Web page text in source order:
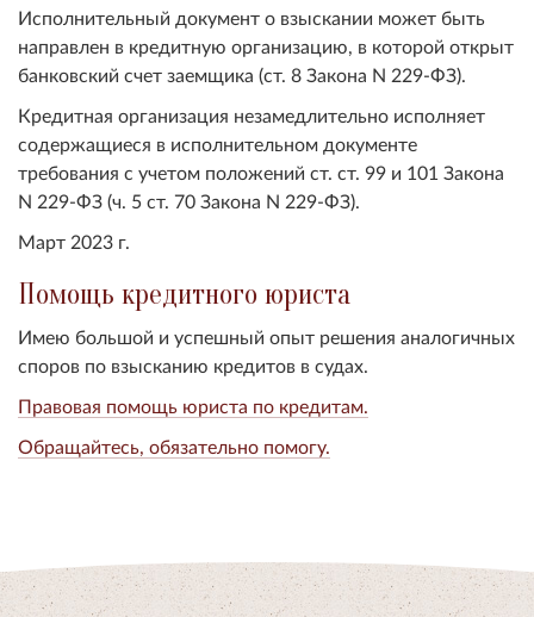
Исполнительный документ о взыскании может быть
направлен в кредитную организацию, в которой открыт
банковский счет заемщика (ст. 8 Закона N 229-ФЗ).
Кредитная организация незамедлительно исполняет
содержащиеся в исполнительном документе
требования с учетом положений ст. ст. 99 и 101 Закона
N 229-ФЗ (ч. 5 ст. 70 Закона N 229-ФЗ).
Март 2023 г.
Помощь кредитного юриста
Имею большой и успешный опыт решения аналогичных
споров по взысканию кредитов в судах.
Правовая помощь юриста по кредитам.
Обращайтесь, обязательно помогу.